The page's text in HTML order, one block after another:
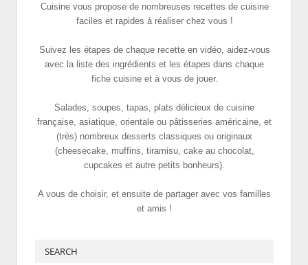
Cuisine vous propose de nombreuses recettes de cuisine
faciles et rapides à réaliser chez vous !
Suivez les étapes de chaque recette en vidéo, aidez-vous
avec la liste des ingrédients et les étapes dans chaque
fiche cuisine et à vous de jouer.
Salades, soupes, tapas, plats délicieux de cuisine
française, asiatique, orientale ou pâtisseries américaine, et
(très) nombreux desserts classiques ou originaux
(cheesecake, muffins, tiramisu, cake au chocolat,
cupcakes et autre petits bonheurs).
A vous de choisir, et ensuite de partager avec vos familles
et amis !
SEARCH